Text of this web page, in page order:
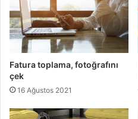
Fatura toplama, fotoğrafını
çek
16 Ağustos 2021